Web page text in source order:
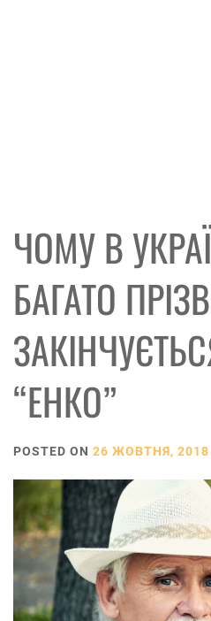
ЧОМУ В
БАГАТО
“ЕНКО”
POSTED ON 26 ЖОВТНЯ, 2018